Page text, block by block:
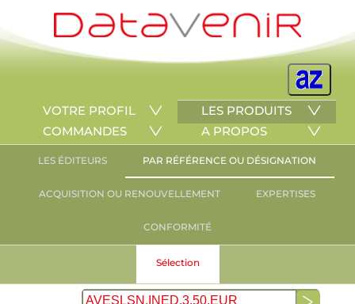
VOTRE PROFIL
LES PRODUITS
COMMANDES
A PROPOS
LES ÉDITEURS PAR RÉFÉRENCE OU DÉSIGNATION
ACQUISITION OU RENOUVELLEMENT EXPERTISES
CONFORMITÉ
Sélection